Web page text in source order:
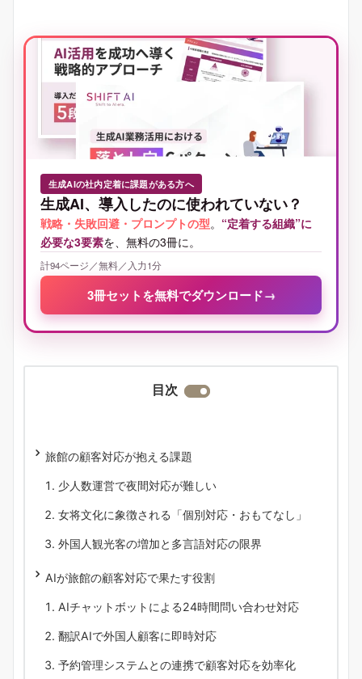
生成AIの社内定着に課題がある方へ
生成AI、導入したのに使われていない？
戦略・失敗回避・プロンプトの型。 “定着する組織”に
必要な3要素を、無料の3冊に。
計94ページ／無料／入力1分
3冊セットを無料でダウンロード→
目次
旅館の顧客対応が抱える課題
少人数運営で夜間対応が難しい
女将文化に象徴される「個別対応・おもてなし」
外国人観光客の増加と多言語対応の限界
AIが旅館の顧客対応で果たす役割
AIチャットボットによる24時間問い合わせ対応
翻訳AIで外国人顧客に即時対応
予約管理システムとの連携で顧客対応を効率化